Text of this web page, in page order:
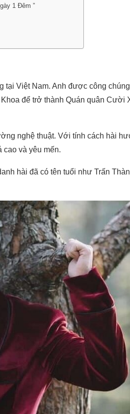
1 Đêm ”
tại Việt Nam. Anh được công
để trở thành Quán quân Cười
nghệ thuật. Với tính cách hài
cao và yêu mến.
hài đã có tên tuổi như Trấn